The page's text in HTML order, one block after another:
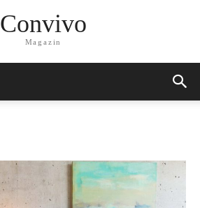
Convivo
Magazin